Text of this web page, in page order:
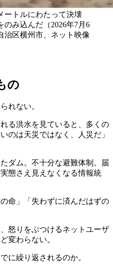
ートルにわたって決壊
のみ込んだ（2026年7月6
治区横州市、ネット映像
の
れない。
る洪水を見ていると、多くの
のは天災ではなく、人災だ」
ダム。不十分な避難体制。届
態さえ見えなくなる情報統
命」「失わずに済んだはずの
怒りをぶつけるネットユーザ
変わらない。
に繰り返されるのか。